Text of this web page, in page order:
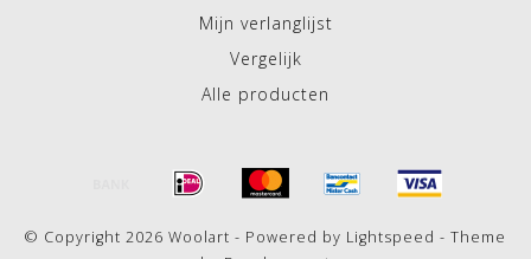
Mijn verlanglijst
Vergelijk
Alle producten
© Copyright 2026 Woolart - Powered by Lightspeed - Theme